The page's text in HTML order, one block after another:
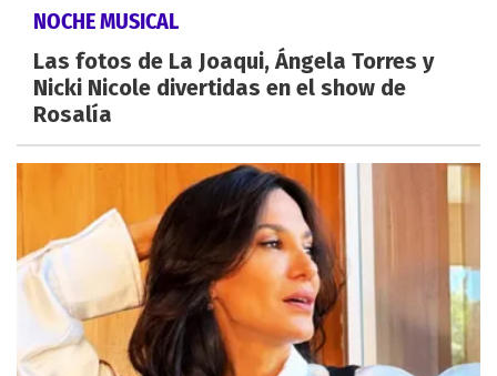
NOCHE MUSICAL
Las fotos de La Joaqui, Ángela Torres y
Nicki Nicole divertidas en el show de
Rosalía